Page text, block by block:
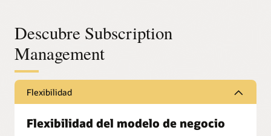
Descubre Subscription
Management
Flexibilidad
Flexibilidad del modelo de negocio